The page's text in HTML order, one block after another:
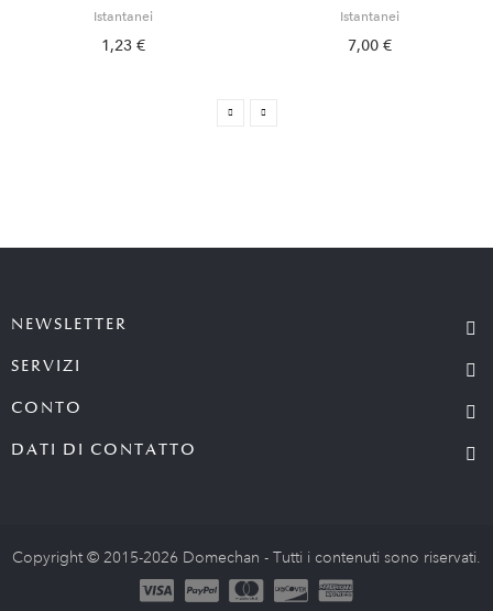
Istantanei
1,23 €
Istantanei
7,00 €
NEWSLETTER
SERVIZI
CONTO
DATI DI CONTATTO
Copyright © 2015-2026 Domechan - Tutti i contenuti sono riservati.